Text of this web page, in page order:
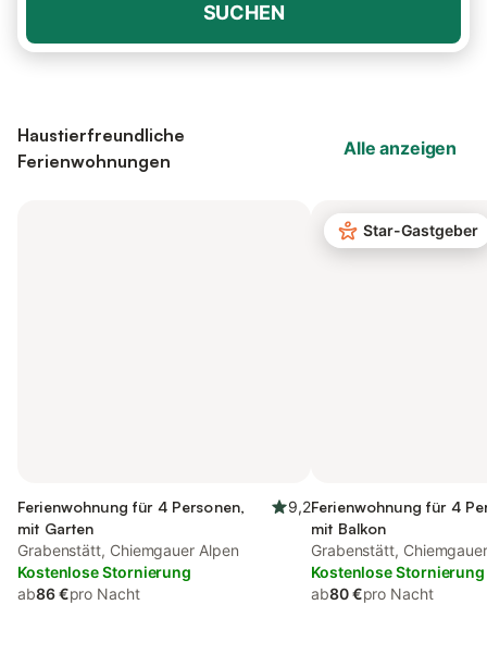
SUCHEN
Haustierfreundliche
Ferienwohnungen
Alle anzeigen
Ferienwohnung für 4 Personen,
mit Garten
9,2
Grabenstätt, Chiemgauer Alpen
Kostenlose Stornierung
ab86 €pro Nacht
Star-Gastgeber
Ferienwohnung für 4
mit Balkon
Grabenstätt,
Kostenlose Stornierung
ab80 €pro Nacht